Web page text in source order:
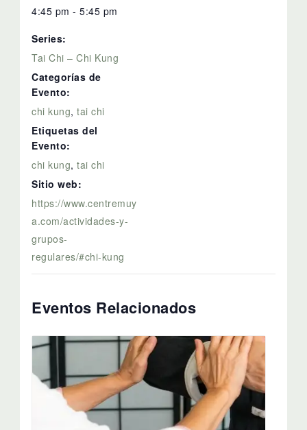
4:45 pm - 5:45 pm
Series:
Tai Chi – Chi Kung
Categorías de
Evento:
chi kung,tai chi
Etiquetas del
Evento:
chi kung,tai chi
Sitio web:
https://www.centremuy
a.com/actividades-y-
grupos-
regulares/#chi-kung
Eventos Relacionados